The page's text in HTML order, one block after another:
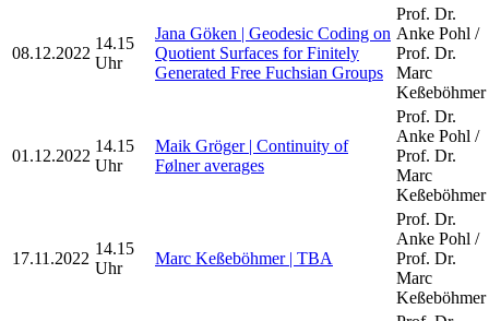
08.12.2022
14.15
Uhr
Jana Göken | Geodesic Coding on
Quotient Surfaces for Finitely
Generated Free Fuchsian Groups
Prof. Dr.
Anke Pohl /
Prof. Dr.
Marc
Keßeböhmer
01.12.2022
14.15
Uhr
Maik Gröger | Continuity of
Følner averages
Prof. Dr.
Anke Pohl /
Prof. Dr.
Marc
Keßeböhmer
17.11.2022
14.15
Uhr
Marc Keßeböhmer | TBA
Prof. Dr.
Anke Pohl /
Prof. Dr.
Marc
Keßeböhmer